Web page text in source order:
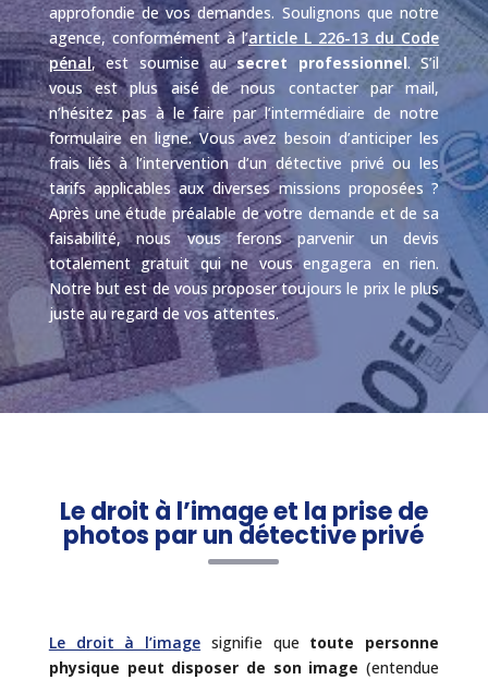
approfondie de vos demandes. Soulignons que notre
agence, conformément à l’article L 226-13 du Code
pénal, est soumise ausecret professionnel. S’il
vous est plus aisé de nous contacter par mail,
n’hésitez pas à le faire par l’intermédiaire de notre
formulaire en ligne. Vous avez besoin d’anticiper les
frais liés à l’intervention d’un détective privé ou les
tarifs applicables aux diverses missions proposées ?
Après une étude préalable de votre demande et de sa
faisabilité, nous vous ferons parvenir un devis
totalement gratuit qui ne vous engagera en rien.
Notre but est de vous proposer toujours le prix le plus
juste au regard de vos attentes.
Le droit à l’image et la prise de
photos par un détective privé
Le droit à l’image signifie que toute personne
physique peut disposer de son image (entendue